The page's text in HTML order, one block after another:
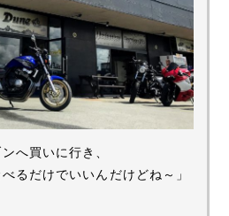
へ買いに行き、
るだけでいいんだけどね～」